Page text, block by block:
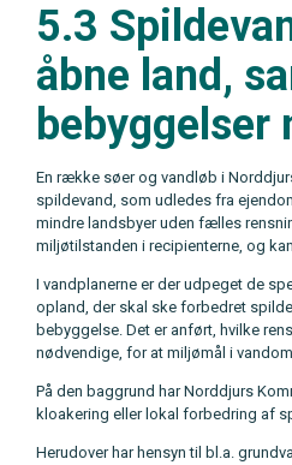
5.3
åbne land,
bebyggelser
En række søer og vandløb i
spildevand, som udledes fra
mindre landsbyer uden fælles
miljøtilstanden i recipienterne, og
I vandplanerne er der udpeget de
opland, der skal ske forbedret
bebyggelse. Det er anført, hvilke
nødvendige, for at miljømål i
På den baggrund har Norddjurs
kloakering eller lokal forbedring af
Herudover har hensyn til bl.a.